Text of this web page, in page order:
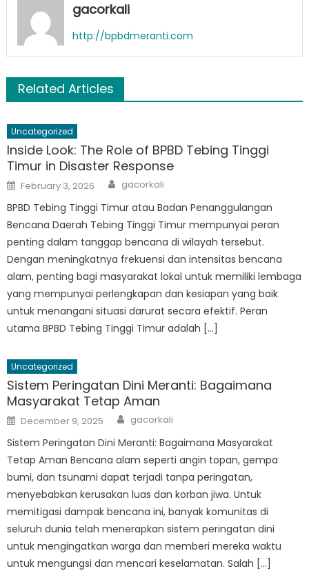
gacorkali
http://bpbdmeranti.com
Related Articles
Uncategorized
Inside Look: The Role of BPBD Tebing Tinggi
Timur in Disaster Response
Posted
on
February 3, 2026 Author
gacorkali
BPBD Tebing Tinggi Timur atau Badan Penanggulangan
Bencana Daerah Tebing Tinggi Timur mempunyai peran
penting dalam tanggap bencana di wilayah tersebut.
Dengan meningkatnya frekuensi dan intensitas bencana
alam, penting bagi masyarakat lokal untuk memiliki lembaga
yang mempunyai perlengkapan dan kesiapan yang baik
untuk menangani situasi darurat secara efektif. Peran
utama BPBD Tebing Tinggi Timur adalah […]
Uncategorized
Sistem Peringatan Dini Meranti: Bagaimana
Masyarakat Tetap Aman
Posted
on
December 9, 2025 Author
gacorkali
Sistem Peringatan Dini Meranti: Bagaimana Masyarakat
Tetap Aman Bencana alam seperti angin topan, gempa
bumi, dan tsunami dapat terjadi tanpa peringatan,
menyebabkan kerusakan luas dan korban jiwa. Untuk
memitigasi dampak bencana ini, banyak komunitas di
seluruh dunia telah menerapkan sistem peringatan dini
untuk mengingatkan warga dan memberi mereka waktu
untuk mengungsi dan mencari keselamatan. Salah […]